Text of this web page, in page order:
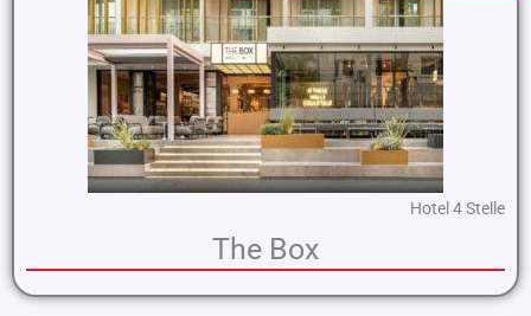
Hotel 4 Stelle
The Box